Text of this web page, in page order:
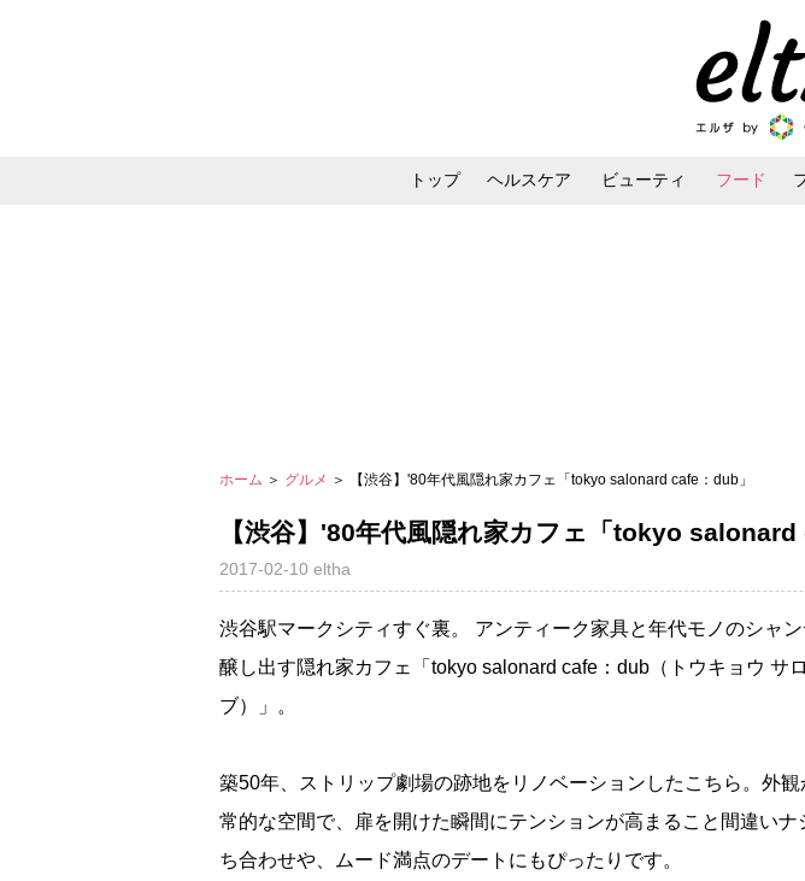
トップ ヘルスケア ビューティ フード
ホーム ＞ グルメ ＞ 【渋谷】'80年代風隠れ家カフェ「tokyo salonard cafe：dub」
【渋谷】'80年代風隠れ家カフェ「tokyo salonard
2017-02-10 eltha
渋谷駅マークシティすぐ裏。 アンティーク家具と年代モノのシャ
醸し出す隠れ家カフェ「tokyo salonard cafe：dub（トウキョウ サ
ブ）」。
築50年、ストリップ劇場の跡地をリノベーションしたこちら。外観
常的な空間で、扉を開けた瞬間にテンションが高まること間違い
ち合わせや、ムード満点のデートにもぴったりです。